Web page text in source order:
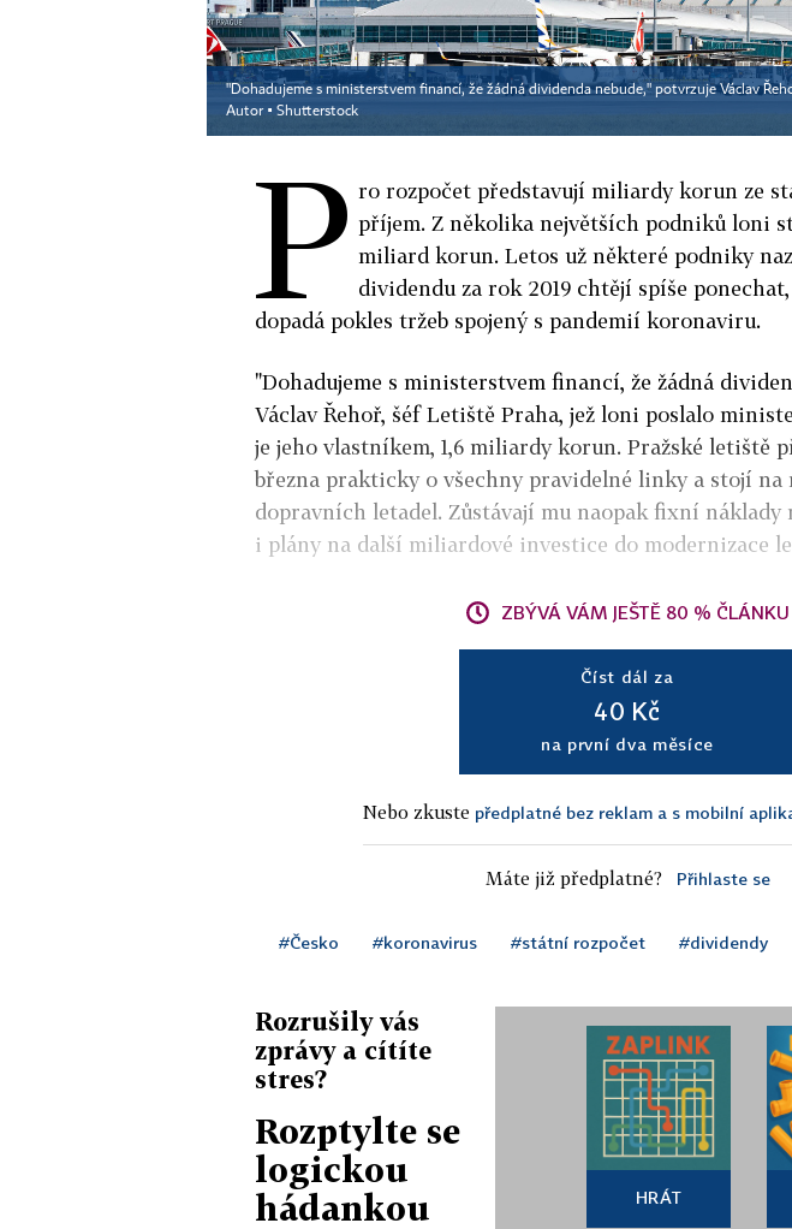
"Dohadujeme s ministerstvem financí, že žádná dividenda nebude," potvrzuje Václav
Autor ▪ Shutterstock
P ro rozpočet představují miliardy korun ze
příjem. Z několika největších podniků loni
miliard korun. Letos už některé podniky
dividendu za rok 2019 chtějí spíše
dopadá pokles tržeb spojený s pandemií koronaviru.
"Dohadujeme s ministerstvem financí, že žádná
Václav Řehoř, šéf Letiště Praha, jež loni poslalo
je jeho vlastníkem, 1,6 miliardy korun. Pražské letiště
března prakticky o všechny pravidelné linky a stojí
dopravních letadel. Zůstávají mu naopak fixní náklady
i plány na další miliardové investice do modernizace
ZBÝVÁ VÁM JEŠTĚ 80 % ČLÁNKU
Číst dál za
40 Kč
na první dva měsíce
Nebo zkuste předplatné bez reklam a s mobilní
Máte již předplatné? Přihlaste se
#Česko #koronavirus #státní rozpočet #dividendy
Rozrušily vás
zprávy a cítíte
stres?
Rozptylte se
logickou
hádankou
HRÁT